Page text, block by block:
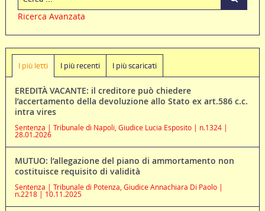
Ricerca Avanzata
I più letti I più recenti I più scaricati
EREDITÀ VACANTE: il creditore può chiedere
l’accertamento della devoluzione allo Stato ex art.586 c.c.
intra vires
Sentenza | Tribunale di Napoli, Giudice Lucia Esposito | n.1324 |
28.01.2026
MUTUO: l’allegazione del piano di ammortamento non
costituisce requisito di validità
Sentenza | Tribunale di Potenza, Giudice Annachiara Di Paolo |
n.2218 | 10.11.2025